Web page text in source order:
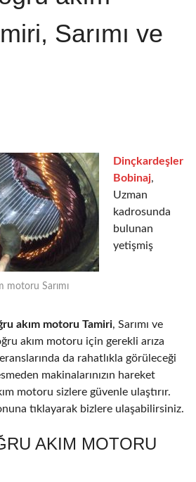
Sarımı ve
motoru Sarımı
Dinçkardeşler
Bobinaj,
Uzman
kadrosunda
bulunan
yetişmiş
akım motoru Tamiri, Sarımı ve
akım motoru için gerekli arıza
da rahatlıkla görüleceği
makinalarınızın hareket
motoru sizlere güvenle ulaştırır.
tıklayarak bizlere ulaşabilirsiniz.
AKIM MOTORU